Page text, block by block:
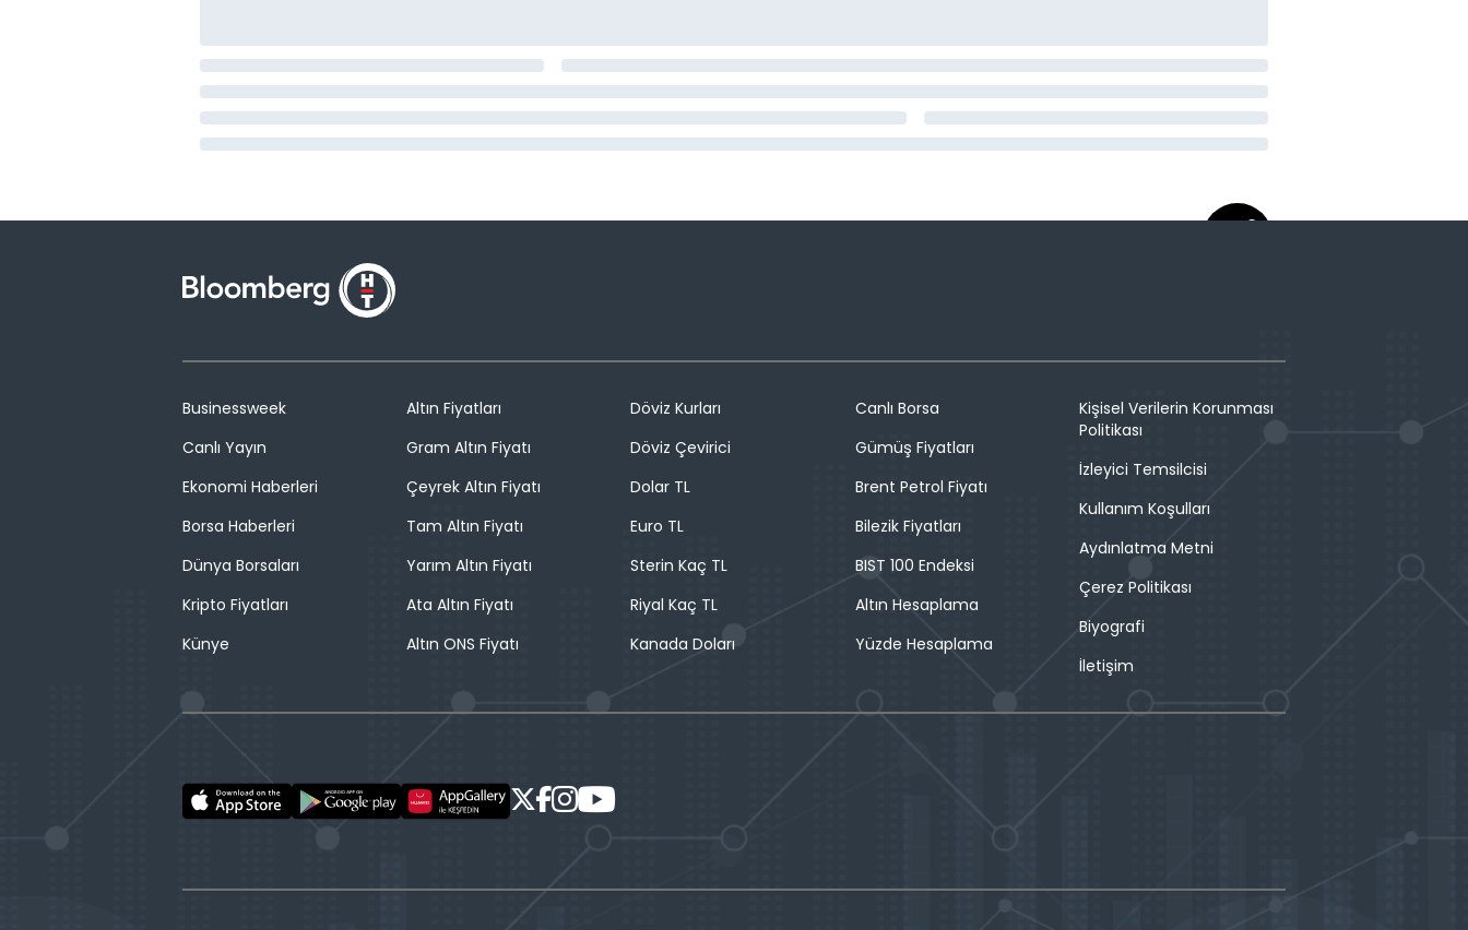
Businessweek
Canlı Yayın
Ekonomi Haberleri
Borsa Haberleri
Dünya Borsaları
Kripto Fiyatları
Künye
Altın Fiyatları
Gram Altın Fiyatı
Çeyrek Altın Fiyatı
Tam Altın Fiyatı
Yarım Altın Fiyatı
Ata Altın Fiyatı
Altın ONS Fiyatı
Döviz Kurları
Döviz Çevirici
Dolar TL
Euro TL
Sterin Kaç TL
Riyal Kaç TL
Kanada Doları
Canlı Borsa
Gümüş Fiyatları
Brent Petrol Fiyatı
Bilezik Fiyatları
BIST 100 Endeksi
Altın Hesaplama
Yüzde Hesaplama
Kişisel Verilerin Korunması
Politikası
İzleyici Temsilcisi
Kullanım Koşulları
Aydınlatma Metni
Çerez Politikası
Biyografi
İletişim